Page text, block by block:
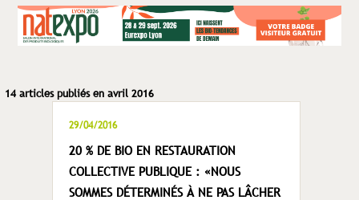
14 articles publiés en avril 2016
29/04/2016
20 % DE BIO EN RESTAURATION
COLLECTIVE PUBLIQUE : «NOUS
SOMMES DÉTERMINÉS À NE PAS LÂCHER